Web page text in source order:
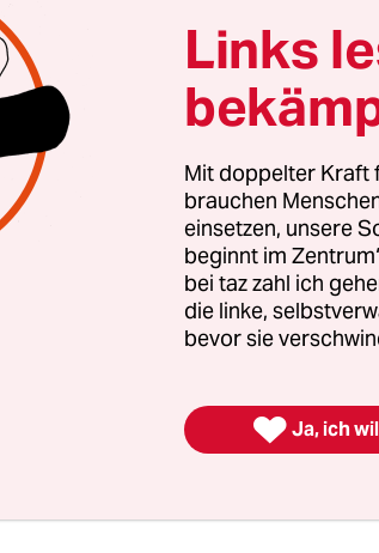
die Kamera zum dunklen
Man konnte nichts sehen,
Flugzeugen, ein
nicht an die
dieses Geräusch auch hören
Links
Mit doppelter Kraft
brauchen
einsetzen, unsere
beginnt im
bei taz zahl ich
die linke,
bevor sie
 Ja, ich